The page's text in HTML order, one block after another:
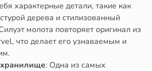
характерные детали, такие как
дерева и стилизованный
молота повторяет оригинал из
что делает его узнаваемым и
: Одна из самых